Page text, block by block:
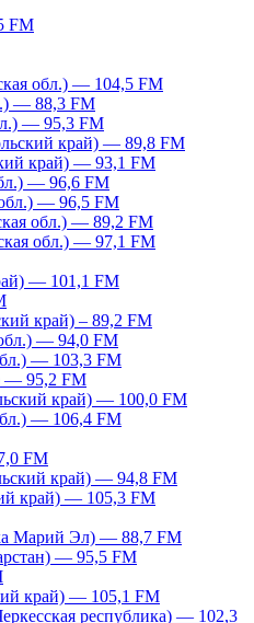
FM
обл.) — 104,5 FM
— 88,3 FM
— 95,3 FM
край) — 89,8 FM
край) — 93,1 FM
— 96,6 FM
— 96,5 FM
обл.) — 89,2 FM
обл.) — 97,1 FM
— 101,1 FM
край) – 89,2 FM
— 94,0 FM
— 103,3 FM
— 95,2 FM
край) — 100,0 FM
— 106,4 FM
FM
край) — 94,8 FM
край) — 105,3 FM
Марий Эл) — 88,7 FM
— 95,5 FM
край) — 105,1 FM
республика) — 102,3